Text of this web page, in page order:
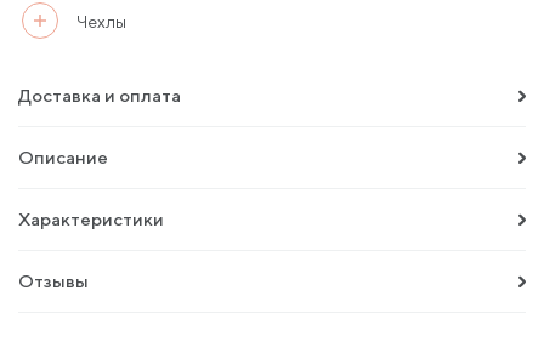
Чехлы
Доставка и оплата
Описание
Характеристики
Отзывы